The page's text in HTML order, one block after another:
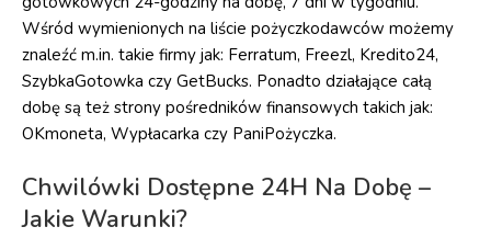
Wśród wymienionych na liście pożyczkodawców możemy
znaleźć m.in. takie firmy jak: Ferratum, Freezl, Kredito24,
SzybkaGotowka czy GetBucks. Ponadto działające całą
dobę są też strony pośredników finansowych takich jak:
OKmoneta, Wypłacarka czy PaniPożyczka.
Chwilówki Dostępne 24H Na Dobę –
Jakie Warunki?